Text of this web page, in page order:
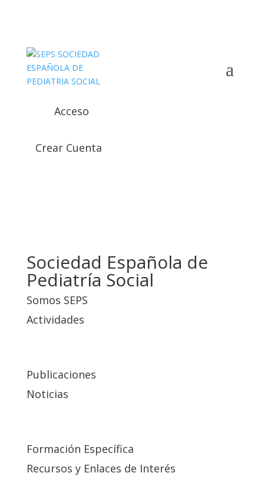
Acceso
Crear Cuenta
Sociedad Española de
Pediatría Social
Somos SEPS
Actividades
Publicaciones
Noticias
Formación Específica
Recursos y Enlaces de Interés